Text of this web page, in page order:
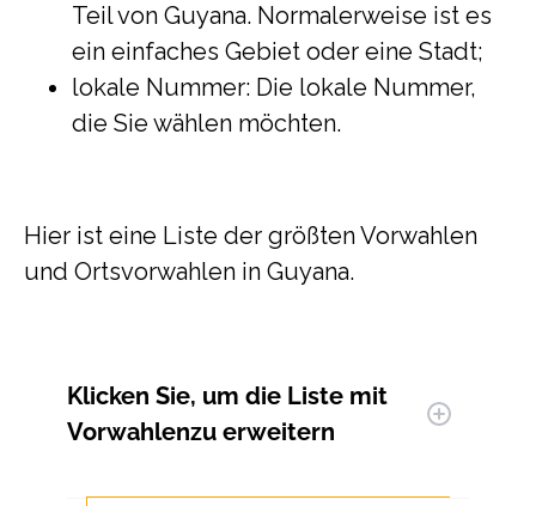
Teil von Guyana. Normalerweise ist es
ein einfaches Gebiet oder eine Stadt;
lokale Nummer: Die lokale Nummer,
die Sie wählen möchten.
Hier ist eine Liste der größten Vorwahlen
und Ortsvorwahlen in Guyana.
Klicken Sie, um die Liste mit
Vorwahlenzu erweitern